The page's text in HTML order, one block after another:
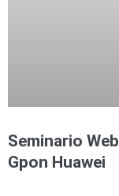
Seminario
Gpon Huawei